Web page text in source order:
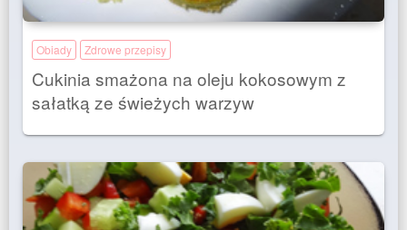
Obiady Zdrowe przepisy
Cukinia smażona na oleju kokosowym z
sałatką ze świeżych warzyw